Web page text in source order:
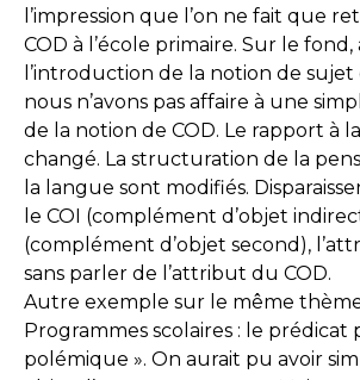
l’impression que l’on ne fait que
COD à l’école primaire. Sur le fond,
l’introduction de la notion de
nous n’avons pas affaire à une
de la notion de COD. Le rapport à
changé. La structuration de la
la langue sont modifiés.
le COI (complément d’objet
(complément d’objet second),
sans parler de l’attribut du COD.
Autre exemple sur le même thème
Programmes scolaires : le prédicat
polémique ». On aurait pu avoir